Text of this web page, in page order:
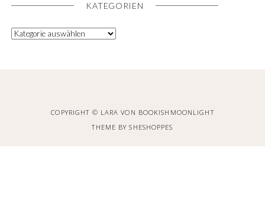
KATEGORIEN
COPYRIGHT © LARA VON BOOKISHMOONLIGHT
THEME BYSHESHOPPES